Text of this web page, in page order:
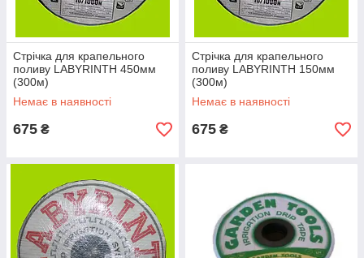
Стрічка для крапельного
поливу LABYRINTH 450мм
(300м)
Немає в наявності
675 ₴
Стрічка для крапельного
поливу LABYRINTH 150мм
(300м)
Немає в наявності
675 ₴